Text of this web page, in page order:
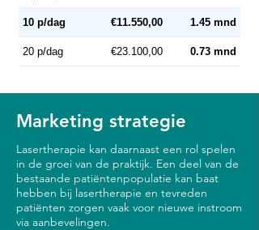
10 p/dag €11.550,00 1.45 mnd
20 p/dag €23.100,00 0.73 mnd
Marketing strategie
Lasertherapie kan daarnaast een rol spelen
in de groei van de praktijk. Een deel van de
bestaande patiëntenpopulatie kan baat
hebben bij lasertherapie en tevreden
patiënten zorgen vaak voor nieuwe instroom
via aanbevelingen.